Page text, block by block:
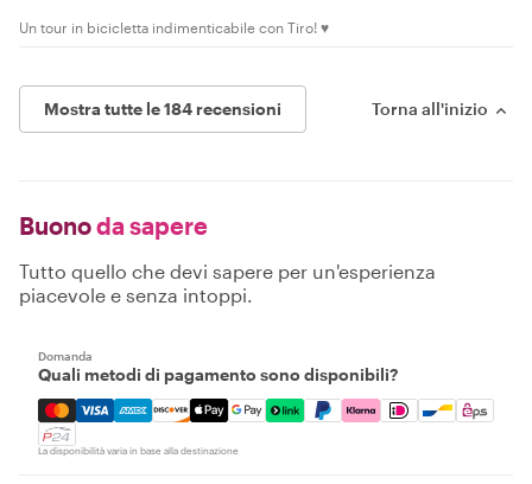
Un tour in bicicletta indimenticabile con Tiro! ♥️
Mostra tutte le 184 recensioni Torna all'inizio
Buonoda sapere
Tutto quello che devi sapere per un'esperienza
piacevole e senza intoppi.
Domanda
Quali metodi di pagamento sono disponibili?
Mastercard, Visa, Amex, Discover, Apple Pay, Google
La disponibilità varia in base alla destinazione